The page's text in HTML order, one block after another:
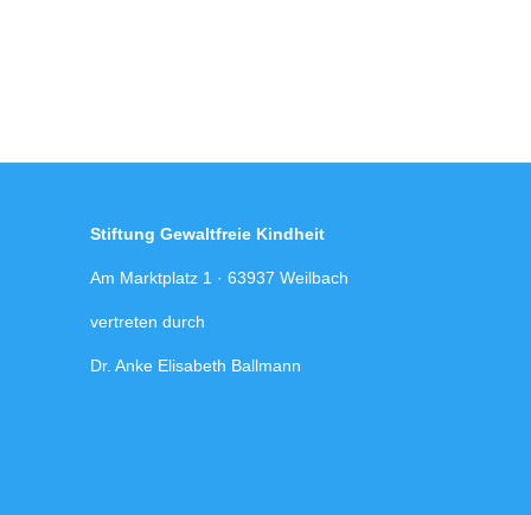
Stiftung Gewaltfreie Kindheit
Am Marktplatz 1 · 63937 Weilbach
vertreten durch
Dr. Anke Elisabeth Ballmann